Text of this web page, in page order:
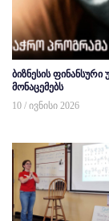
ბიზნესის
მონაცემებს
10 / ივნისი 2026